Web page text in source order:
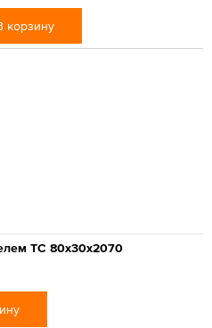
корзину
ТС 80х30х2070